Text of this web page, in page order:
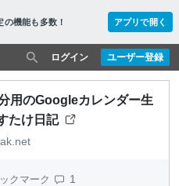
の機能も多数！ アプリで開く
ユーザー登録
ログイン
用のGoogleカレンダー生
たけ日記
クマーク 1